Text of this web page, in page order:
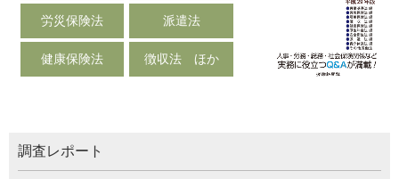
労災保険法 派遣法
健康保険法 徴収法 ほか
調査レポート